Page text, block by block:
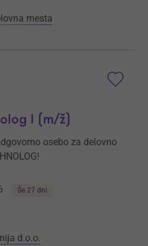
mesta
I (m/ž)
osebo za delovno
Še 27 dni
d.o.o.